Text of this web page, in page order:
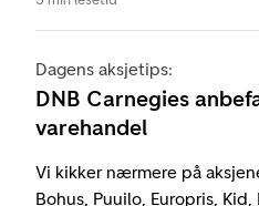
Dagens aksjetips:
DNB Carnegies
varehandel
Vi kikker nærmere på
Bohus, Puuilo, Europris,